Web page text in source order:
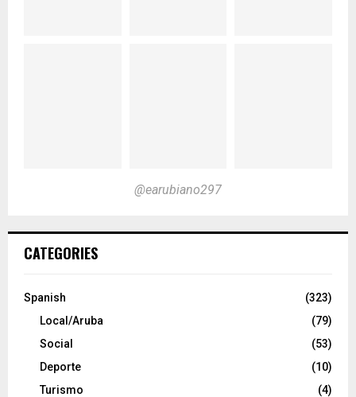
@earubiano297
CATEGORIES
Spanish
(323)
Local/Aruba
(79)
Social
(53)
Deporte
(10)
Turismo
(4)